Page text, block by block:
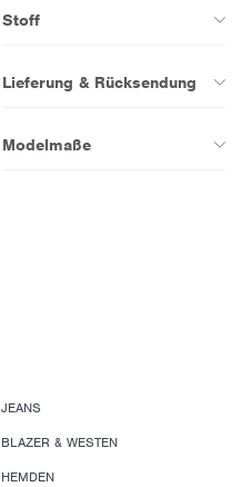
Stoff
Lieferung & Rücksendung
Modelmaße
JEANS
BLAZER & WESTEN
HEMDEN